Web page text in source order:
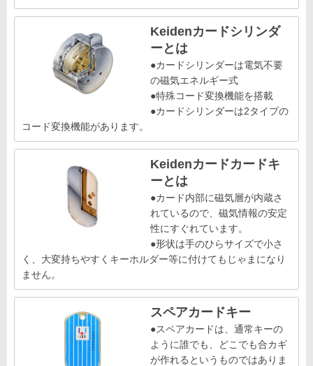
Keidenカードシリンダ
ーとは
●カードシリンダーは電気不要
の磁気エネルギー式
●特殊コード変換機能を搭載
●カードシリンダーは2タイプの
コード変換機能があります。
Keidenカードカードキ
ーとは
●カード内部に磁気層が内蔵さ
れているので、磁気情報の安定
性にすぐれています。
●形状は手のひらサイズで小さ
く、大変持ちやすくキーホルダー等に付けてもじゃまになり
ません。
スペアカードキー
●スペアカードは、通常キーの
ように誰でも、どこでも合カギ
が作れるというものではありま